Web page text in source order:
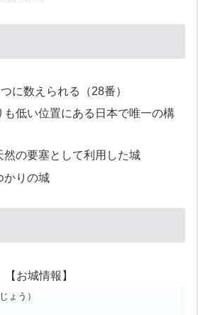
に数えられる（28番）
も低い位置にある日本で唯一の構
然の要塞として利用した城
かりの城
【お城情報】
ょう）